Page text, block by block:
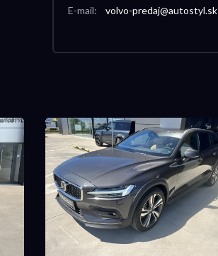
E-mail:
volvo-predaj@autostyl.sk